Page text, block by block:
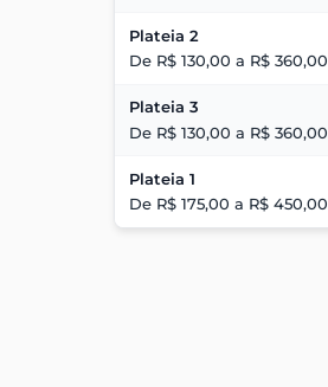
Plateia 2
De R$ 130,00 a R$ 360,00
Plateia 3
De R$ 130,00 a R$ 360,00
Plateia 1
De R$ 175,00 a R$ 450,00